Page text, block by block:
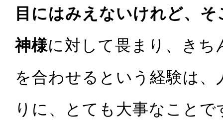
目にはみえないけれど、
神様に対して畏まり、き
を合わせるという経験は
りに、とても大事なことで